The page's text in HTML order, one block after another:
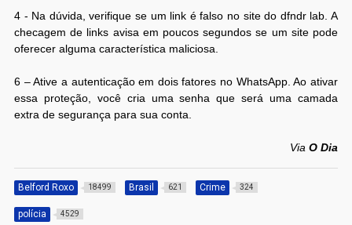
4 - Na dúvida, verifique se um link é falso no site do dfndr lab. A
checagem de links avisa em poucos segundos se um site pode
oferecer alguma característica maliciosa.
6 – Ative a autenticação em dois fatores no WhatsApp. Ao ativar
essa proteção, você cria uma senha que será uma camada
extra de segurança para sua conta.
ViaO Dia
Belford Roxo 18499 Brasil 621 Crime 324
polícia 4529